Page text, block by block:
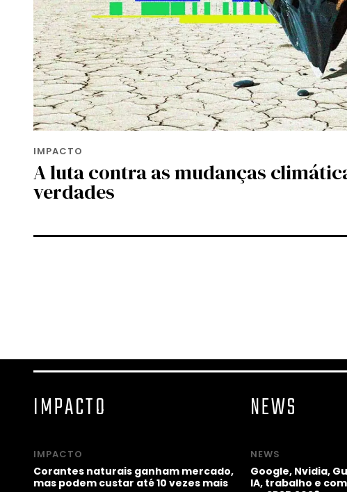
IMPACTO
A luta contra as mudanças
verdades
IMPACTO
IMPACTO
Corantes naturais ganham mercado,
mas podem custar até 10 vezes mais
NEWS
NEWS
Google, Nvidia,
IA, trabalho e